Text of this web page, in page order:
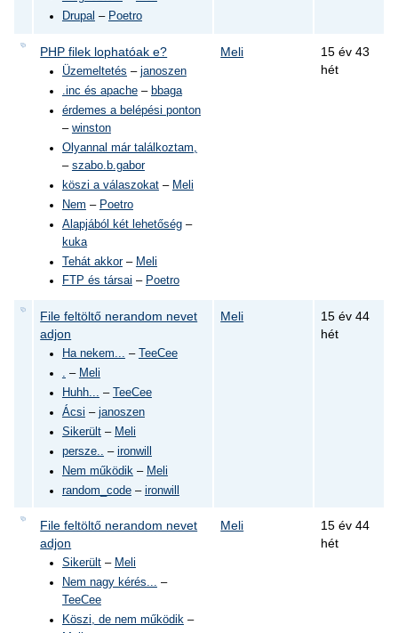
Drupal – Poetro
PHP filek lophatóak e?
Üzemeltetés – janoszen
.inc és apache– bbaga
érdemes a belépési ponton
– winston
Olyannal már találkoztam,
– szabo.b.gabor
köszi a válaszokat– Meli
Nem – Poetro
Alapjából két lehetőség–
kuka
Tehát akkor– Meli
FTP és társai – Poetro
Meli
15 év 43
hét
File feltöltő nerandom nevet
adjon
Ha nekem... –
TeeCee
. – Meli
Huhh... –
TeeCee
Ácsi – janoszen
Sikerült– Meli
persze..
– ironwill
Nem működik – Meli
random_code– ironwill
Meli
15 év 44
hét
File feltöltő nerandom nevet
adjon
Sikerült– Meli
Nem nagy kérés... –
TeeCee
Köszi, de nem működik–
Meli
15 év 44
hét